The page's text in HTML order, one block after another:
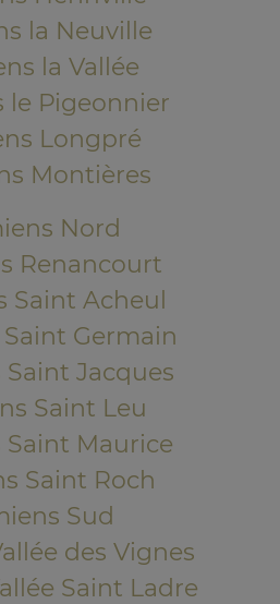
la Neuville
la Vallée
le Pigeonnier
Longpré
Montières
Nord
Renancourt
Saint Acheul
Germain
Jacques
Saint Leu
Maurice
Saint Roch
Sud
des Vignes
Saint Ladre